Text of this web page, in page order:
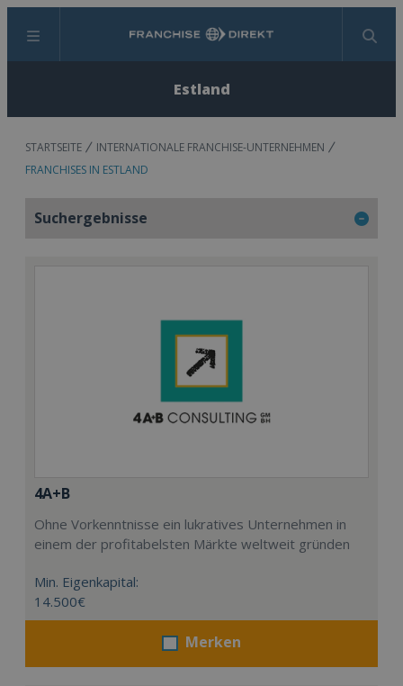
Menü Suchen
Estland
STARTSEITE
INTERNATIONALE FRANCHISE-UNTERNEHMEN
FRANCHISES IN ESTLAND
Suchergebnisse
4A+B
Ohne Vorkenntnisse ein lukratives Unternehmen in
einem der profitabelsten Märkte weltweit gründen
Min. Eigenkapital:
14.500€
Merken